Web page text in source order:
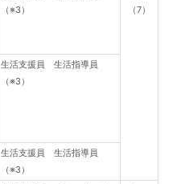
（※3）
（7）
生活支援員 生活指導員
（※3）
生活支援員 生活指導員
（※3）